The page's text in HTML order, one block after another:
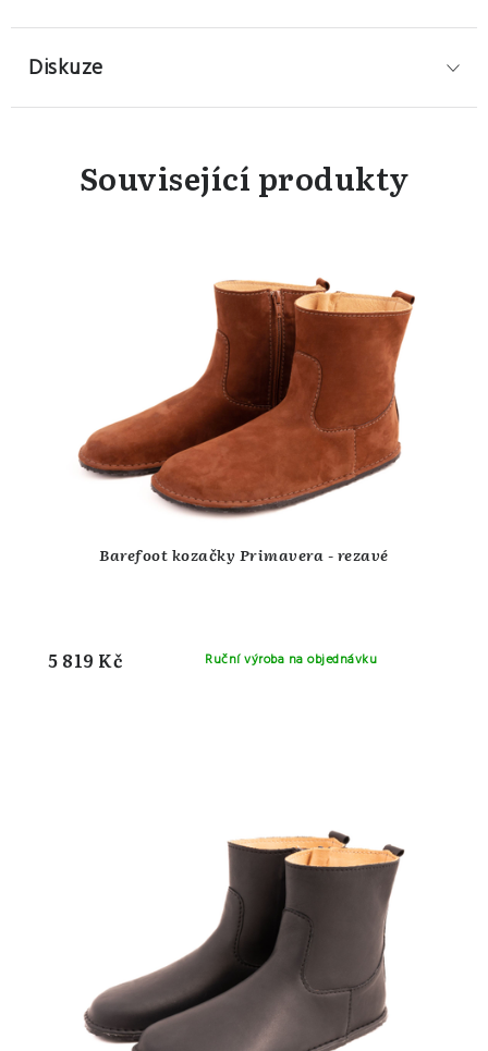
Diskuze
Související produkty
Barefoot kozačky Primavera - rezavé
Ruční výroba na objednávku
5 819 Kč